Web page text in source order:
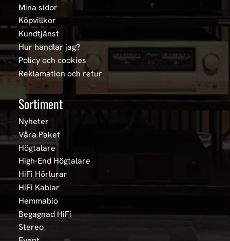
Mina sidor
Köpvillkor
Kundtjänst
Hur handlar jag?
Policy och cookies
Reklamation och retur
Sortiment
Nyheter
Våra Paket
Högtalare
High-End Högtalare
HiFi Hörlurar
HiFi Kablar
Hemmabio
Begagnad HiFi
Stereo